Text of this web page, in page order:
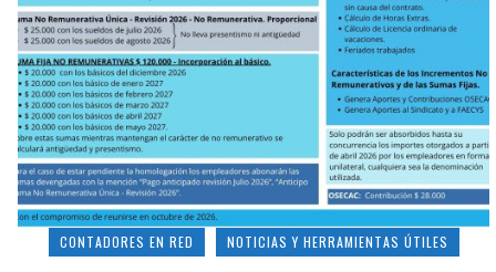
CONTADORES EN RED NOTICIAS Y HERRAMIENTAS ÚTILES